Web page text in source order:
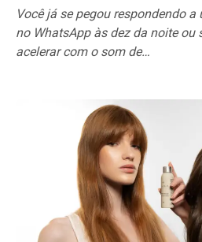
Você já se pegou respondendo
no WhatsApp às dez da noite ou
acelerar com o som de…